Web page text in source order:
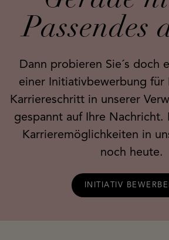
Ludwigsburg
München
Offenburg
Ravensburg
Rheinfelden
Sindelfingen
Passendes
Dann probieren Sie´s doch
einer Initiativbewerbung für
Karriereschritt in unserer
gespannt auf Ihre Nachricht.
Karrieremöglichkeiten in
noch heute.
INITIATIV